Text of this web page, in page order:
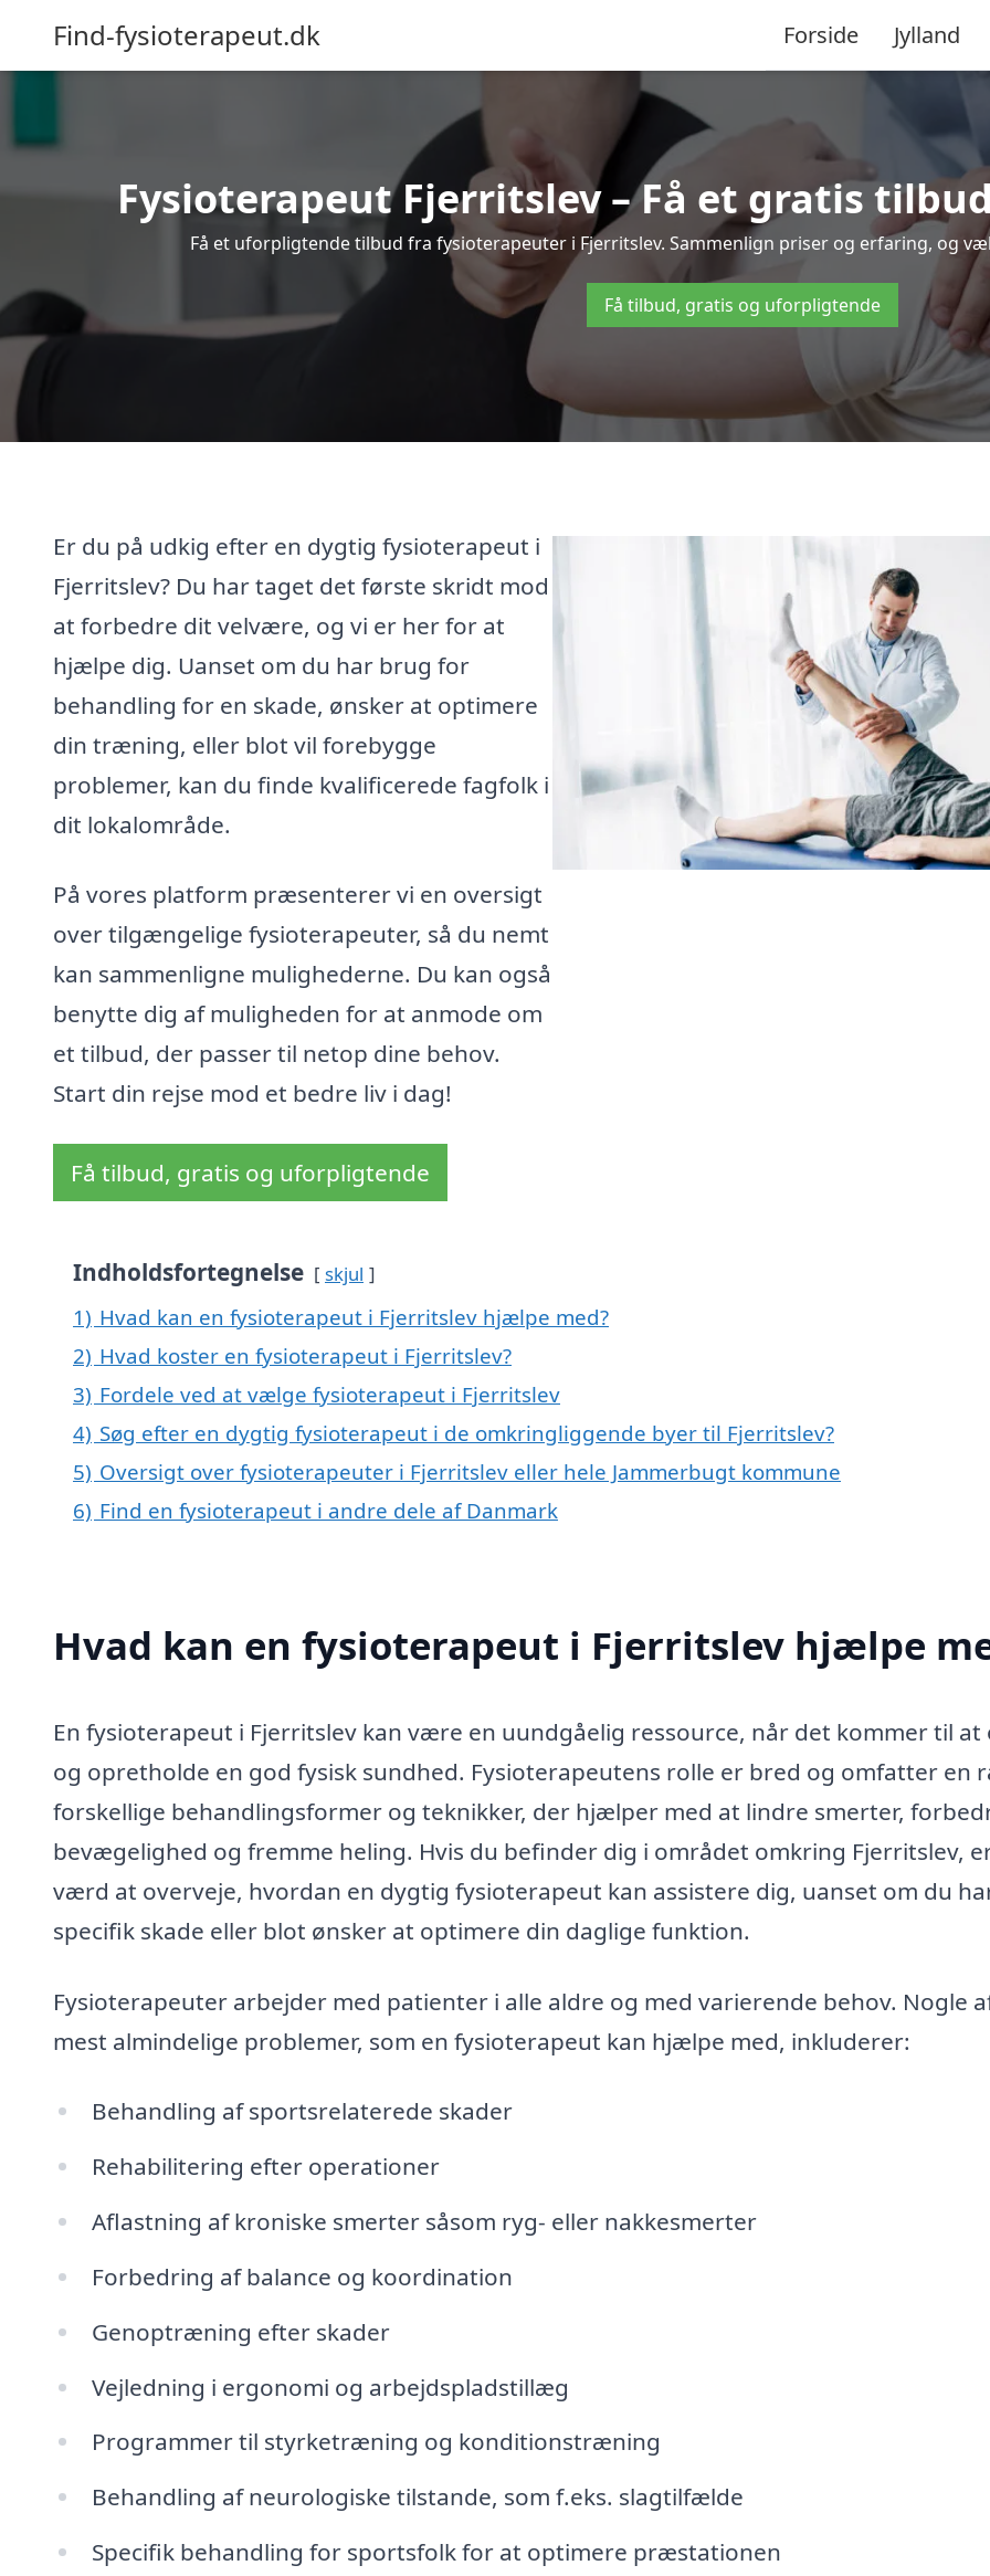
Find-fysioterapeut.dk Forside Jylland
Fysioterapeut Fjerritslev – Få et gratis
Få et uforpligtende tilbud fra fysioterapeuter i Fjerritslev. Sammenlign priser og erfaring, og
Få tilbud, gratis og uforpligtende
Er du på udkig efter en dygtig fysioterapeut i
Fjerritslev? Du har taget det første skridt mod
at forbedre dit velvære, og vi er her for at
hjælpe dig. Uanset om du har brug for
behandling for en skade, ønsker at optimere
din træning, eller blot vil forebygge
problemer, kan du finde kvalificerede fagfolk i
dit lokalområde.
På vores platform præsenterer vi en oversigt
over tilgængelige fysioterapeuter, så du nemt
kan sammenligne mulighederne. Du kan også
benytte dig af muligheden for at anmode om
et tilbud, der passer til netop dine behov.
Start din rejse mod et bedre liv i dag!
Få tilbud, gratis og uforpligtende
Indholdsfortegnelse skjul
1) Hvad kan en fysioterapeut i Fjerritslev hjælpe med?
2) Hvad koster en fysioterapeut i Fjerritslev?
3) Fordele ved at vælge fysioterapeut i Fjerritslev
4) Søg efter en dygtig fysioterapeut i de omkringliggende byer til Fjerritslev?
5) Oversigt over fysioterapeuter i Fjerritslev eller hele Jammerbugt kommune
6) Find en fysioterapeut i andre dele af Danmark
Hvad kan en fysioterapeut i Fjerritslev hjælpe
En fysioterapeut i Fjerritslev kan være en uundgåelig ressource, når det kommer til at
og opretholde en god fysisk sundhed. Fysioterapeutens rolle er bred og omfatter en
forskellige behandlingsformer og teknikker, der hjælper med at lindre smerter,
bevægelighed og fremme heling. Hvis du befinder dig i området omkring Fjerritslev,
værd at overveje, hvordan en dygtig fysioterapeut kan assistere dig, uanset om du
specifik skade eller blot ønsker at optimere din daglige funktion.
Fysioterapeuter arbejder med patienter i alle aldre og med varierende behov. Nogle
mest almindelige problemer, som en fysioterapeut kan hjælpe med, inkluderer:
Behandling af sportsrelaterede skader
Rehabilitering efter operationer
Aflastning af kroniske smerter såsom ryg- eller nakkesmerter
Forbedring af balance og koordination
Genoptræning efter skader
Vejledning i ergonomi og arbejdspladstillæg
Programmer til styrketræning og konditionstræning
Behandling af neurologiske tilstande, som f.eks. slagtilfælde
Specifik behandling for sportsfolk for at optimere præstationen